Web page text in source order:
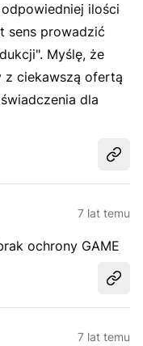
ilości
sens prowadzić
Myślę, że
ciekawszą ofertą
dla
7 lat temu
ochrony GAME
7 lat temu